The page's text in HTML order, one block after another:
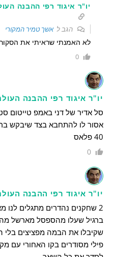
יו"ר איגוד רפי ההבנה
הגב לאשך טמיר המקורי
לא האמנתי שראיתי את
0
יו"ר איגוד רפי ההבנה
אסור לו להתחבא בצד שיבקש
40 פלאס
0
יו"ר איגוד רפי ההבנה
2 שחקנים נהדרים מתגלים לנו
ברגיל שעלו מהספסל מארשל
שקיבלו את הבמה מפציצים בלי
פילי מסודרים בקו האחורי עם